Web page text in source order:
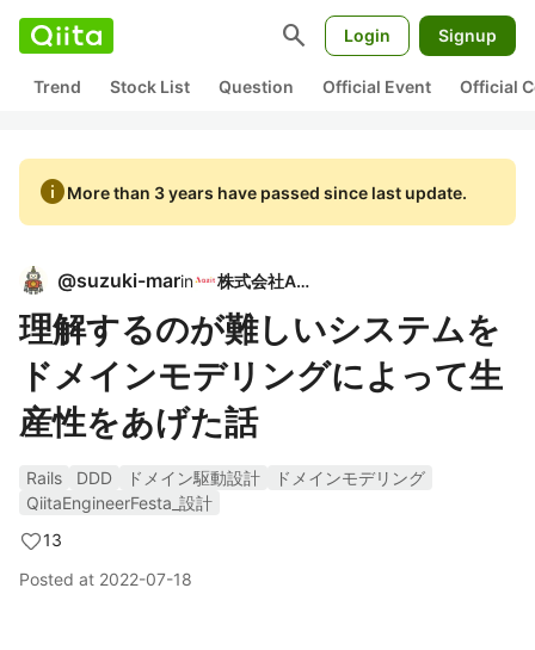
search Login Signup
Trend Stock List Question Official Event Official
infoMore than 3 years have passed since last update.
@suzuki-marin 株式会社Azit
理解するのが難しいシステムを
ドメインモデリングによって生
産性をあげた話
Rails DDD ドメイン駆動設計
ドメインモデリング
QiitaEngineerFesta_設計
13
Posted at 2022-07-18